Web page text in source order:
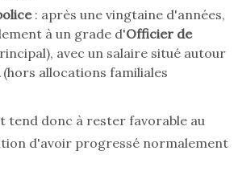
: après une vingtaine d'années,
à un grade d'Officier de
avec un salaire situé autour
(hors allocations familiales
tend donc à rester favorable au
d'avoir progressé normalement